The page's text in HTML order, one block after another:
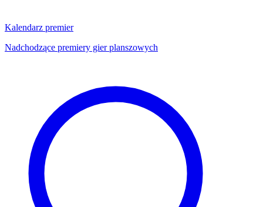
Kalendarz premier
Nadchodzące premiery gier planszowych